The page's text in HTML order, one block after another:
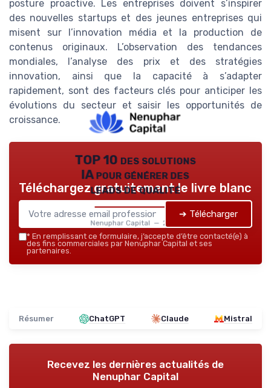
posture proactive. Les entreprises doivent s’inspirer
des nouvelles startups et des jeunes entreprises qui
misent sur l’innovation média et la production de
contenus originaux. L’observation des tendances
mondiales, l’analyse des prix et des stratégies
innovation, ainsi que la capacité à s’adapter
rapidement, sont des facteurs clés pour anticiper les
évolutions du secteur et saisir les opportunités de
croissance.
TOP 10 des solutions
IA pour générer des
leads de qualité
Nenuphar Capital — 2026
Téléchargez gratuitement le livre blanc
➔ Télécharger
* En remplissant ce formulaire, j’accepte d’être contacté(e) à
des fins commerciales par Nenuphar Capital et ses
partenaires.
Résumer ChatGPT Claude Mistral
Recevez les dernières actualités de
Nenuphar Capital